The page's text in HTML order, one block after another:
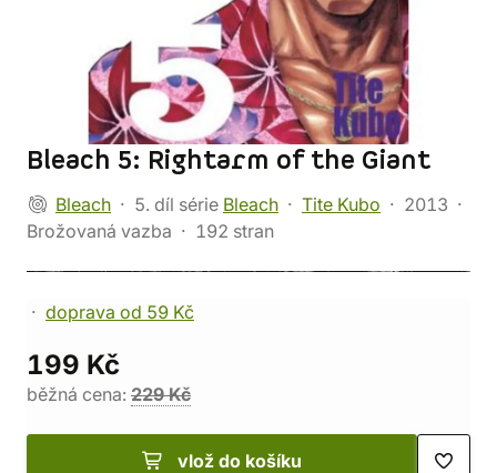
Bleach 5: Rightarm of the Giant
Bleach 5. díl série Bleach Tite Kubo
2013
Brožovaná vazba
192 stran
doprava od 59 Kč
199 Kč
běžná cena: 229 Kč
vlož do košíku